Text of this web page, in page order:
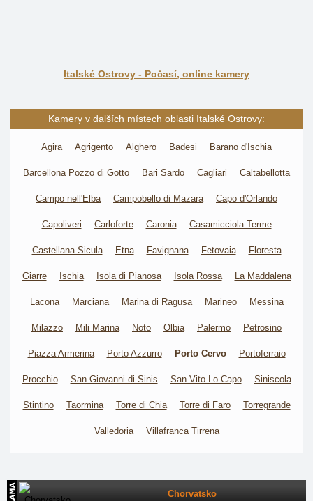
Italské Ostrovy - Počasí, online kamery
Kamery v dalších místech oblasti Italské Ostrovy:
Agira Agrigento Alghero Badesi Barano d'Ischia
Barcellona Pozzo di Gotto Bari Sardo Cagliari Caltabellotta
Campo nell'Elba Campobello di Mazara Capo d'Orlando
Capoliveri Carloforte Caronia Casamicciola Terme
Castellana Sicula Etna Favignana Fetovaia Floresta
Giarre Ischia Isola di Pianosa Isola Rossa La Maddalena
Lacona Marciana Marina di Ragusa Marineo Messina
Milazzo Mili Marina Noto Olbia Palermo Petrosino
Piazza Armerina Porto Azzurro Porto Cervo Portoferraio
Procchio San Giovanni di Sinis San Vito Lo Capo Siniscola
Stintino Taormina Torre di Chia Torre di Faro Torregrande
Valledoria Villafranca Tirrena
Chorvatsko